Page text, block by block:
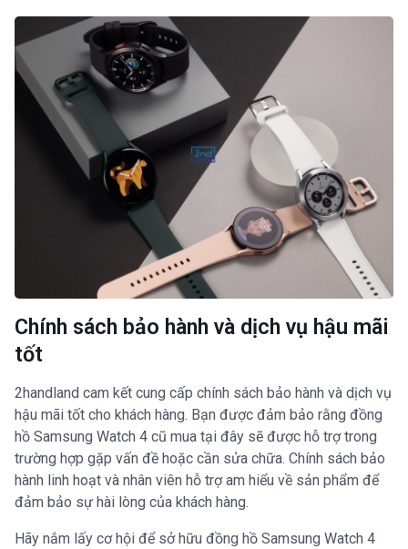
Chính sách bảo hành và dịch vụ hậu mãi
tốt
2handland cam kết cung cấp chính sách bảo hành và dịch vụ
hậu mãi tốt cho khách hàng. Bạn được đảm bảo rằng đồng
hồ Samsung Watch 4 cũ mua tại đây sẽ được hỗ trợ trong
trường hợp gặp vấn đề hoặc cần sửa chữa. Chính sách bảo
hành linh hoạt và nhân viên hỗ trợ am hiểu về sản phẩm để
đảm bảo sự hài lòng của khách hàng.
Hãy nắm lấy cơ hội để sở hữu đồng hồ Samsung Watch 4